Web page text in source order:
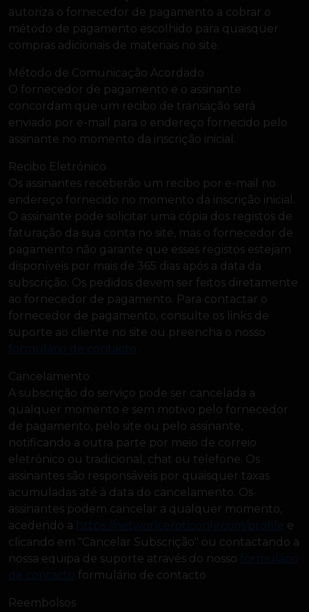
autoriza o fornecedor de pagamento a cobrar o
método de pagamento escolhido para quaisquer
compras adicionais de materiais no site.
Método de Comunicação Acordado
O fornecedor de pagamento e o assinante
concordam que um recibo de transação será
enviado por e-mail para o endereço fornecido pelo
assinante no momento da inscrição inicial.
Recibo Eletrónico
Os assinantes receberão um recibo por e-mail no
endereço fornecido no momento da inscrição inicial.
O assinante pode solicitar uma cópia dos registos de
faturação da sua conta no site, mas o fornecedor de
pagamento não garante que esses registos estejam
disponíveis por mais de 365 dias após a data da
subscrição. Os pedidos devem ser feitos diretamente
ao fornecedor de pagamento. Para contactar o
fornecedor de pagamento, consulte os links de
suporte ao cliente no site ou preencha o nosso
formulário de contacto .
Cancelamento
A subscrição do serviço pode ser cancelada a
qualquer momento e sem motivo pelo fornecedor
de pagamento, pelo site ou pelo assinante,
notificando a outra parte por meio de correio
eletrónico ou tradicional, chat ou telefone. Os
assinantes são responsáveis por quaisquer taxas
acumuladas até à data do cancelamento. Os
assinantes podem cancelar a qualquer momento,
acedendo a https://network.eroticonly.com/profile e
clicando em "Cancelar Subscrição" ou contactando a
nossa equipa de suporte através do nosso formulário
de contacto formulário de contacto
Reembolsos